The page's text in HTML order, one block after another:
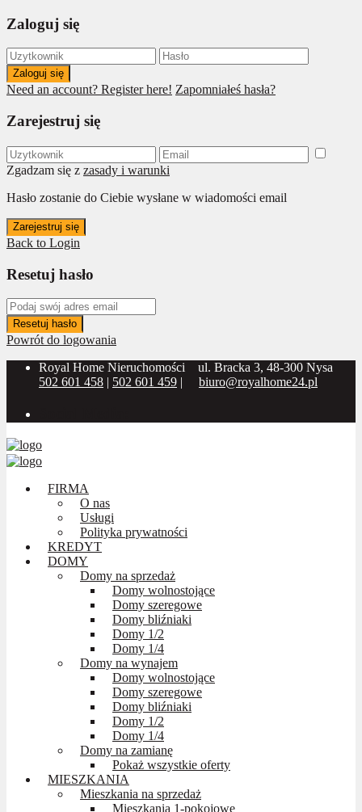
Zaloguj się
Zaloguj się
Need an account? Register here! Zapomniałeś hasła?
Zarejestruj się
Zgadzam się z zasady i warunki
Hasło zostanie do Ciebie wysłane w wiadomości email
Zarejestruj się
Back to Login
Resetuj hasło
Resetuj hasło
Powrót do logowania
Royal Home Nieruchomości
ul. Bracka 3, 48-300 Nysa
502 601 458 | 502 601 459 | biuro@royalhome24.pl
FIRMA
O nas
Usługi
Polityka prywatności
KREDYT
DOMY
Domy na sprzedaż
Domy wolnostojące
Domy szeregowe
Domy bliźniaki
Domy 1/2
Domy 1/4
Domy na wynajem
Domy wolnostojące
Domy szeregowe
Domy bliźniaki
Domy 1/2
Domy 1/4
Domy na zamianę
Pokaż wszystkie oferty
MIESZKANIA
Mieszkania na sprzedaż
Mieszkania 1-pokojowe